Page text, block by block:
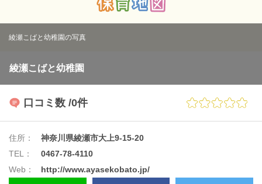
綾瀬こばと幼稚園の写真
綾瀬こばと幼稚園
口コミ数 /0件
住所：
神奈川県綾瀬市大上9-15-20
TEL：
0467-78-4110
Web：
http://www.ayasekobato.jp/